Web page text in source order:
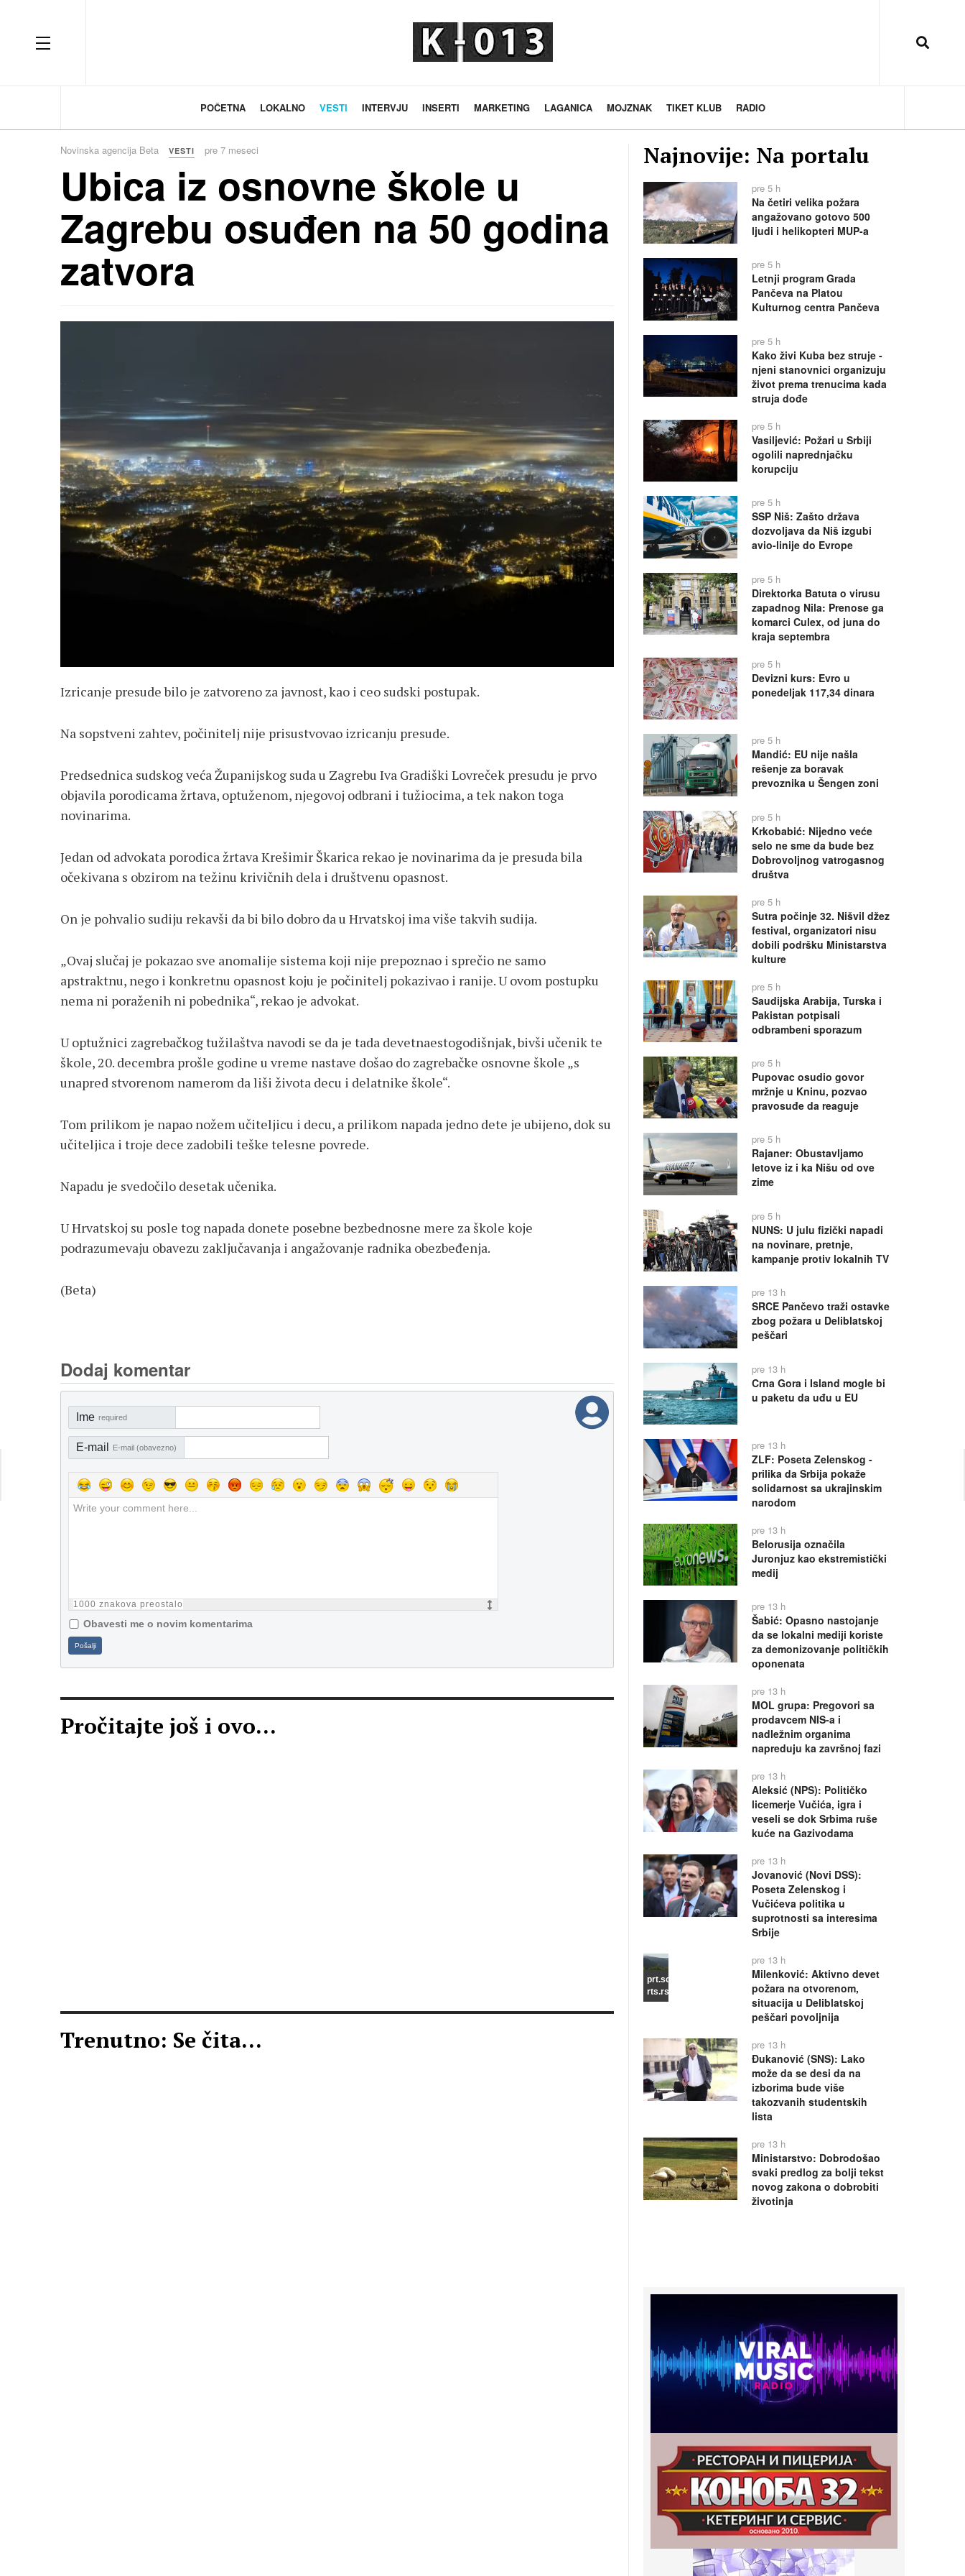
OFF CANVAS
POČETNA LOKALNO VESTI INTERVJU INSERTI MARKETING LAGANICA MOJZNAK TIKET KLUB RADIO
Novinska agencija Beta VESTI pre 7 meseci
Ubica iz osnovne škole u
Zagrebu osuđen na 50 godina
zatvora
Izricanje presude bilo je zatvoreno za javnost, kao i ceo sudski postupak.
Na sopstveni zahtev, počinitelj nije prisustvovao izricanju presude.
Predsednica sudskog veća Županijskog suda u Zagrebu Iva Gradiški Lovreček presudu je prvo
objavila porodicama žrtava, optuženom, njegovoj odbrani i tužiocima, a tek nakon toga
novinarima.
Jedan od advokata porodica žrtava Krešimir Škarica rekao je novinarima da je presuda bila
očekivana s obzirom na težinu krivičnih dela i društvenu opasnost.
On je pohvalio sudiju rekavši da bi bilo dobro da u Hrvatskoj ima više takvih sudija.
„Ovaj slučaj je pokazao sve anomalije sistema koji nije prepoznao i sprečio ne samo
apstraktnu, nego i konkretnu opasnost koju je počinitelj pokazivao i ranije. U ovom postupku
nema ni poraženih ni pobednika“, rekao je advokat.
U optužnici zagrebačkog tužilaštva navodi se da je tada devetnaestogodišnjak, bivši učenik te
škole, 20. decembra prošle godine u vreme nastave došao do zagrebačke osnovne škole „s
unapred stvorenom namerom da liši života decu i delatnike škole“.
Tom prilikom je napao nožem učiteljicu i decu, a prilikom napada jedno dete je ubijeno, dok su
učiteljica i troje dece zadobili teške telesne povrede.
Napadu je svedočilo desetak učenika.
U Hrvatskoj su posle tog napada donete posebne bezbednosne mere za škole koje
podrazumevaju obavezu zaključavanja i angažovanje radnika obezbeđenja.
(Beta)
Dodaj komentar
Ime required
E-mail E-mail (obavezno)
1000 znakova preostalo
Obavesti me o novim komentarima
Pošalji
Pročitajte još i ovo...
Trenutno: Se čita...
Najnovije: Na portalu
pre 5 h
Na četiri velika požara
angažovano gotovo 500
ljudi i helikopteri MUP-a
pre 5 h
Letnji program Grada
Pančeva na Platou
Kulturnog centra Pančeva
pre 5 h
Kako živi Kuba bez struje -
njeni stanovnici organizuju
život prema trenucima kada
struja dođe
pre 5 h
Vasiljević: Požari u Srbiji
ogolili naprednjačku
korupciju
pre 5 h
SSP Niš: Zašto država
dozvoljava da Niš izgubi
avio-linije do Evrope
pre 5 h
Direktorka Batuta o virusu
zapadnog Nila: Prenose ga
komarci Culex, od juna do
kraja septembra
pre 5 h
Devizni kurs: Evro u
ponedeljak 117,34 dinara
pre 5 h
Mandić: EU nije našla
rešenje za boravak
prevoznika u Šengen zoni
pre 5 h
Krkobabić: Nijedno veće
selo ne sme da bude bez
Dobrovoljnog vatrogasnog
društva
pre 5 h
Sutra počinje 32. Nišvil džez
festival, organizatori nisu
dobili podršku Ministarstva
kulture
pre 5 h
Saudijska Arabija, Turska i
Pakistan potpisali
odbrambeni sporazum
pre 5 h
Pupovac osudio govor
mržnje u Kninu, pozvao
pravosuđe da reaguje
pre 5 h
Rajaner: Obustavljamo
letove iz i ka Nišu od ove
zime
pre 5 h
NUNS: U julu fizički napadi
na novinare, pretnje,
kampanje protiv lokalnih TV
pre 13 h
SRCE Pančevo traži ostavke
zbog požara u Deliblatskoj
peščari
pre 13 h
Crna Gora i Island mogle bi
u paketu da uđu u EU
pre 13 h
ZLF: Poseta Zelenskog -
prilika da Srbija pokaže
solidarnost sa ukrajinskim
narodom
pre 13 h
Belorusija označila
Juronjuz kao ekstremistički
medij
pre 13 h
Šabić: Opasno nastojanje
da se lokalni mediji koriste
za demonizovanje političkih
oponenata
pre 13 h
MOL grupa: Pregovori sa
prodavcem NIS-a i
nadležnim organima
napreduju ka završnoj fazi
pre 13 h
Aleksić (NPS): Političko
licemerje Vučića, igra i
veseli se dok Srbima ruše
kuće na Gazivodama
pre 13 h
Jovanović (Novi DSS):
Poseta Zelenskog i
Vučićeva politika u
suprotnosti sa interesima
Srbije
prt.scr
rts.rs
pre 13 h
Milenković: Aktivno devet
požara na otvorenom,
situacija u Deliblatskoj
peščari povoljnija
pre 13 h
Đukanović (SNS): Lako
može da se desi da na
izborima bude više
takozvanih studentskih
lista
pre 13 h
Ministarstvo: Dobrodošao
svaki predlog za bolji tekst
novog zakona o dobrobiti
životinja